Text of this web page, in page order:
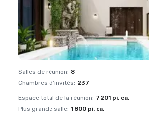
Salles de réunion: 8
Chambres d'invités: 237
Espace total de la réunion: 7 201 pi. ca.
Plus grande salle: 1 800 pi. ca.